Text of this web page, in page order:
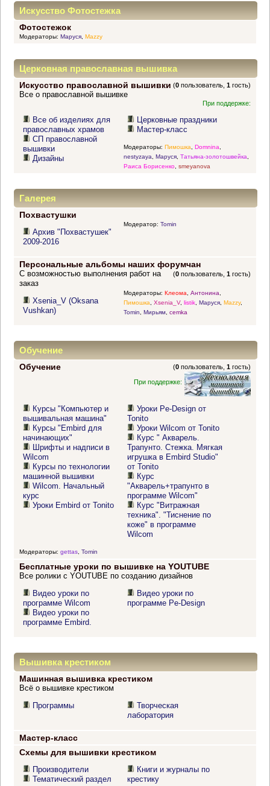
Искусство Фотостежка
Фотостежок
Модераторы: Маруся, Mazzy
Церковная православная вышивка
Искусство православной вышивки (0 пользователь,1 гость)
Все о православной вышивке
При поддержке:
Все об изделиях для
православных храмов
СП православной
вышивки
Дизайны
Церковные праздники
Мастер-класс
Модераторы: Пимошка Domnina
nestyzaya
Маруся, Татьяна-золотошвейка
Раиса Борисенко, smeyanova
Галерея
Похвастушки
Архив "Похвастушек"
2009-2016
Модератор: Tomin
Персональные альбомы наших форумчан
(0 пользователь,1 гость)
С возможностью выполнения работ на
заказ
Xsenia_V (Oksana
Vushkan)
Модераторы: Клеома, Антонина,
Пимошка, Xsenia_V, listik, Маруся, Mazzy,
Tomin, Мирьям, cemka
Обучение
Обучение (0 пользователь,1 гость)
При поддержке:
Курсы "Компьютер и
вышивальная машина"
Курсы "Embird для
начинающих"
Шрифты и надписи в
Wilcom
Курсы по технологии
машинной вышивки
Wilcom. Начальный
курс
Уроки Embird от Tonito
Уроки Pe-Design от
Tonito
Уроки Wilcom от Tonito
Курс " Акварель.
Трапунто. Стежка. Мягкая
игрушка в Embird Studio"
от Tonito
Курс
"Акварель+трапунто в
программе Wilcom"
Курс "Витражная
техника". "Тиснение по
коже" в программе
Wilcom
Модераторы: gettas, Tomin
Бесплатные уроки по вышивке на YOUTUBE
Все ролики с YOUTUBE по созданию дизайнов
Видео уроки по
программе Wilcom
Видео уроки по
программе Embird.
Видео уроки по
программе Pe-Design
Вышивка крестиком
Машинная вышивка крестиком
Всё о вышивке крестиком
Программы
Творческая
лаборатория
Мастер-класс
Схемы для вышивки крестиком
Производители
Тематический раздел
Книги и журналы по
крестику